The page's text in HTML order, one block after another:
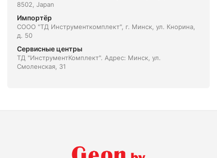
8502, Japan
Импортёр
СООО "ТД Инструменткомплект", г. Минск, ул. Кнорина,
д. 50
Сервисные центры
ТД "ИнструментКомплект". Адрес: Минск, ул.
Смоленская, 31